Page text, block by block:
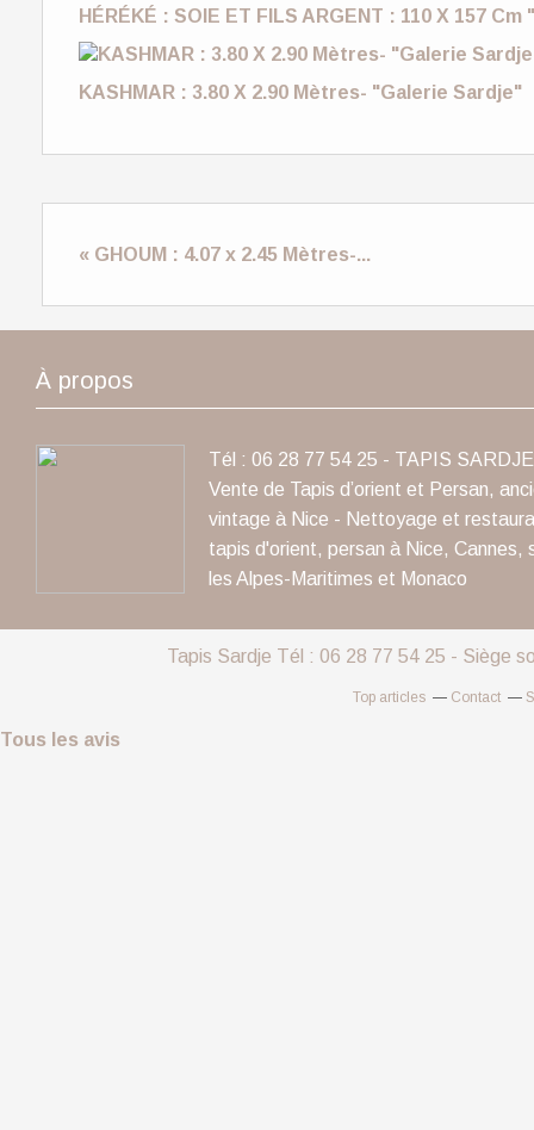
HÉRÉKÉ : SOIE ET FILS ARGENT : 110 X 157
KASHMAR : 3.80 X 2.90 Mètres- "Galerie Sardje"
« GHOUM : 4.07 x 2.45 Mètres-...
À propos
Tél : 06 28 77 54 25 - TAPIS
Vente de Tapis d’orient et Persan,
vintage à Nice - Nettoyage et
tapis d'orient, persan à Nice, Cannes,
les Alpes-Maritimes et Monaco
Tapis Sardje Tél : 06 28 77 54 25 - Siège
Top articles Contact
Tous les avis